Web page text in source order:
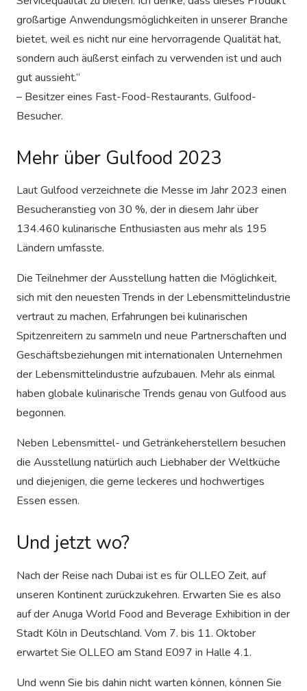
großartige Anwendungsmöglichkeiten in unserer Branche
bietet, weil es nicht nur eine hervorragende Qualität hat,
sondern auch äußerst einfach zu verwenden ist und auch
gut aussieht.“
– Besitzer eines Fast-Food-Restaurants, Gulfood-
Besucher.
Mehr über Gulfood 2023
Laut Gulfood verzeichnete die Messe im Jahr 2023 einen
Besucheranstieg von 30 %, der in diesem Jahr über
134.460 kulinarische Enthusiasten aus mehr als 195
Ländern umfasste.
Die Teilnehmer der Ausstellung hatten die Möglichkeit,
sich mit den neuesten Trends in der Lebensmittelindustrie
vertraut zu machen, Erfahrungen bei kulinarischen
Spitzenreitern zu sammeln und neue Partnerschaften und
Geschäftsbeziehungen mit internationalen Unternehmen
der Lebensmittelindustrie aufzubauen. Mehr als einmal
haben globale kulinarische Trends genau von Gulfood aus
begonnen.
Neben Lebensmittel- und Getränkeherstellern besuchen
die Ausstellung natürlich auch Liebhaber der Weltküche
und diejenigen, die gerne leckeres und hochwertiges
Essen essen.
Und jetzt wo?
Nach der Reise nach Dubai ist es für OLLEO Zeit, auf
unseren Kontinent zurückzukehren. Erwarten Sie es also
auf der Anuga World Food and Beverage Exhibition in der
Stadt Köln in Deutschland. Vom 7. bis 11. Oktober
erwartet Sie OLLEO am Stand E097 in Halle 4.1.
Und wenn Sie bis dahin nicht warten können, können Sie